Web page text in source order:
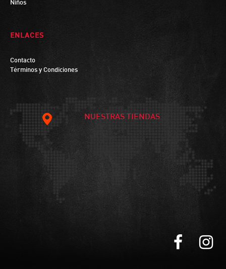
Niños
ENLACES
Contacto
Términos y Condiciones
NUESTRAS TIENDAS